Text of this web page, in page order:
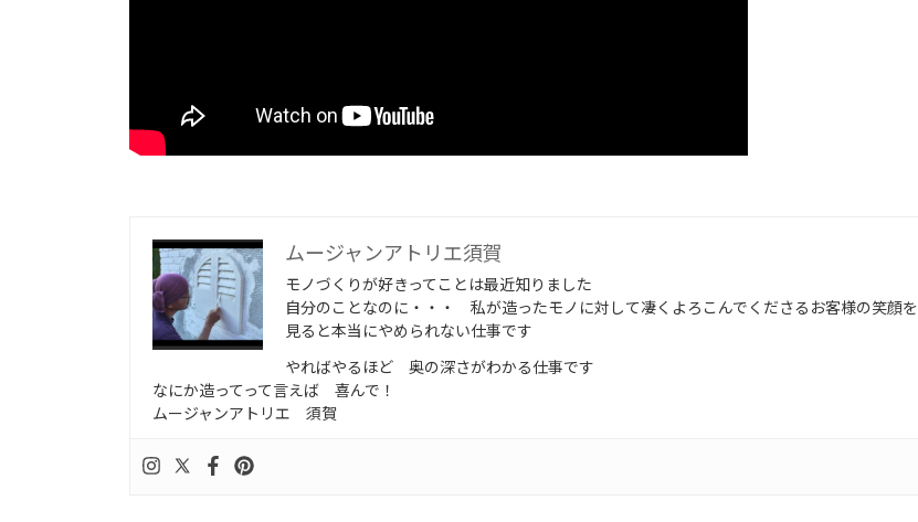
ムージャンアトリエ須賀
モノづくりが好きってことは最近知りました
自分のことなのに・・・ 私が造ったモノに対して凄くよろこんでくださるお客様の笑顔を
見ると本当にやめられない仕事です
やればやるほど 奥の深さがわかる仕事です
なにか造ってって言えば 喜んで！
ムージャンアトリエ 須賀